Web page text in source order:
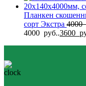
Планкен
сорт Экстра 4000
4000 руб..3600